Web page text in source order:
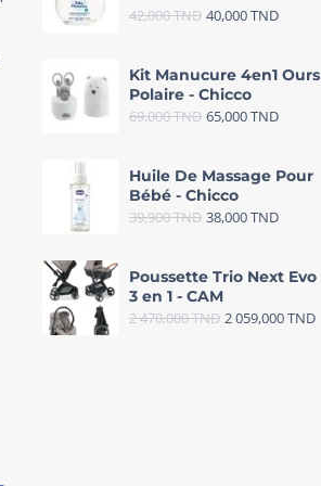
42,000TND 40,000TND
Kit Manucure 4en1 Ours
Polaire - Chicco
69,000TND 65,000TND
Huile De Massage Pour
Bébé - Chicco
39,900TND 38,000TND
Poussette Trio Next Evo
3 en 1 - CAM
2 470,000TND 2 059,000TND